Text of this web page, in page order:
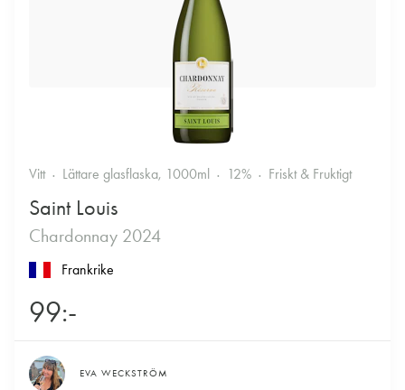
Vitt Lättare glasflaska, 1000ml 12% Friskt & Fruktigt
Saint Louis
Chardonnay 2024
Frankrike
99:-
EVA WECKSTRÖM